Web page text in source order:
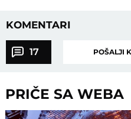
KOMENTARI
17 POŠALJI
PRIČE SA WEBA